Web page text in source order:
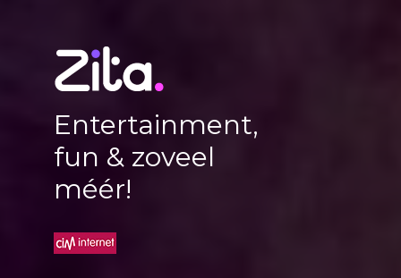
Entertainment,
fun & zoveel
méér!